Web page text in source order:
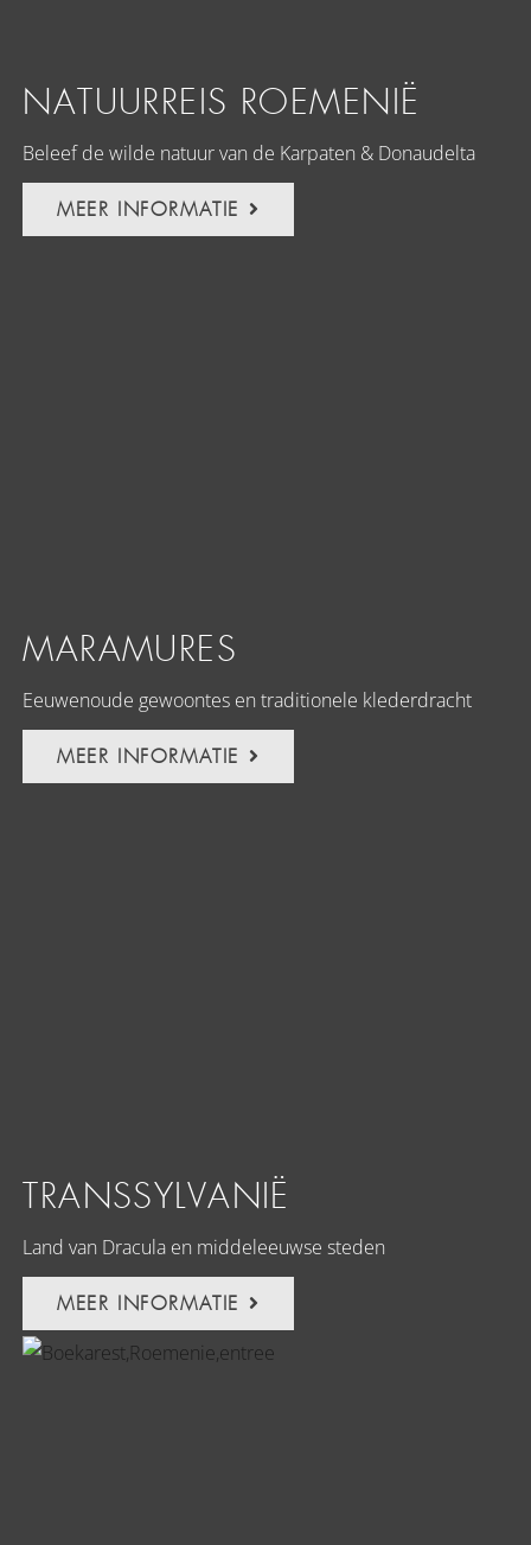
NATUURREIS ROEMENIË
Beleef de wilde natuur van de Karpaten & Donaudelta
MEER INFORMATIE
MARAMURES
Eeuwenoude gewoontes en traditionele klederdracht
MEER INFORMATIE
TRANSSYLVANIË
Land van Dracula en middeleeuwse steden
MEER INFORMATIE